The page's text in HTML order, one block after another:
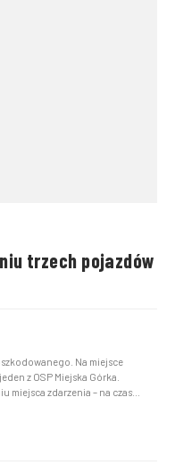
trzech pojazdów
Na miejsce
z OSP Miejska Górka.
miejsca zdarzenia – na czas
m...